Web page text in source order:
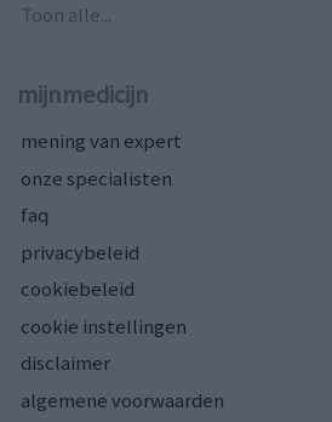
Toon alle...
mijnmedicijn
mening van expert
onze specialisten
faq
privacybeleid
cookiebeleid
cookie instellingen
disclaimer
algemene voorwaarden